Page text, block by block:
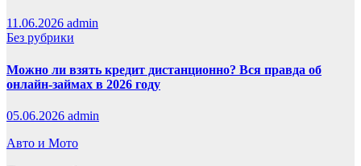
11.06.2026 admin
Без рубрики
Можно ли взять кредит дистанционно? Вся правда об
онлайн-займах в 2026 году
05.06.2026 admin
Авто и Мото